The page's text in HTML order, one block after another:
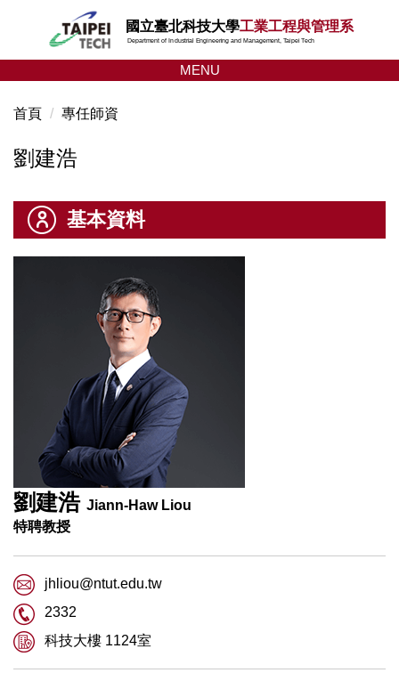
主
要
容
國立臺北科技大學工業工程與管理系
Department of Industrial Engineering and Management, Taipei Tech
MENU
首頁 專任師資
劉建浩
基本資料
劉建浩 Jiann-Haw Liou
特聘教授
jhliou@ntut.edu.tw
2332
科技大樓 1124室